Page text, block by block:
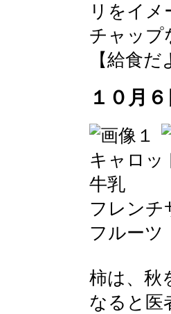
リをイ
チャップ
【給食
１０月６
キャロッ
牛乳
フレンチ
フルーツ
柿は、秋
なると医